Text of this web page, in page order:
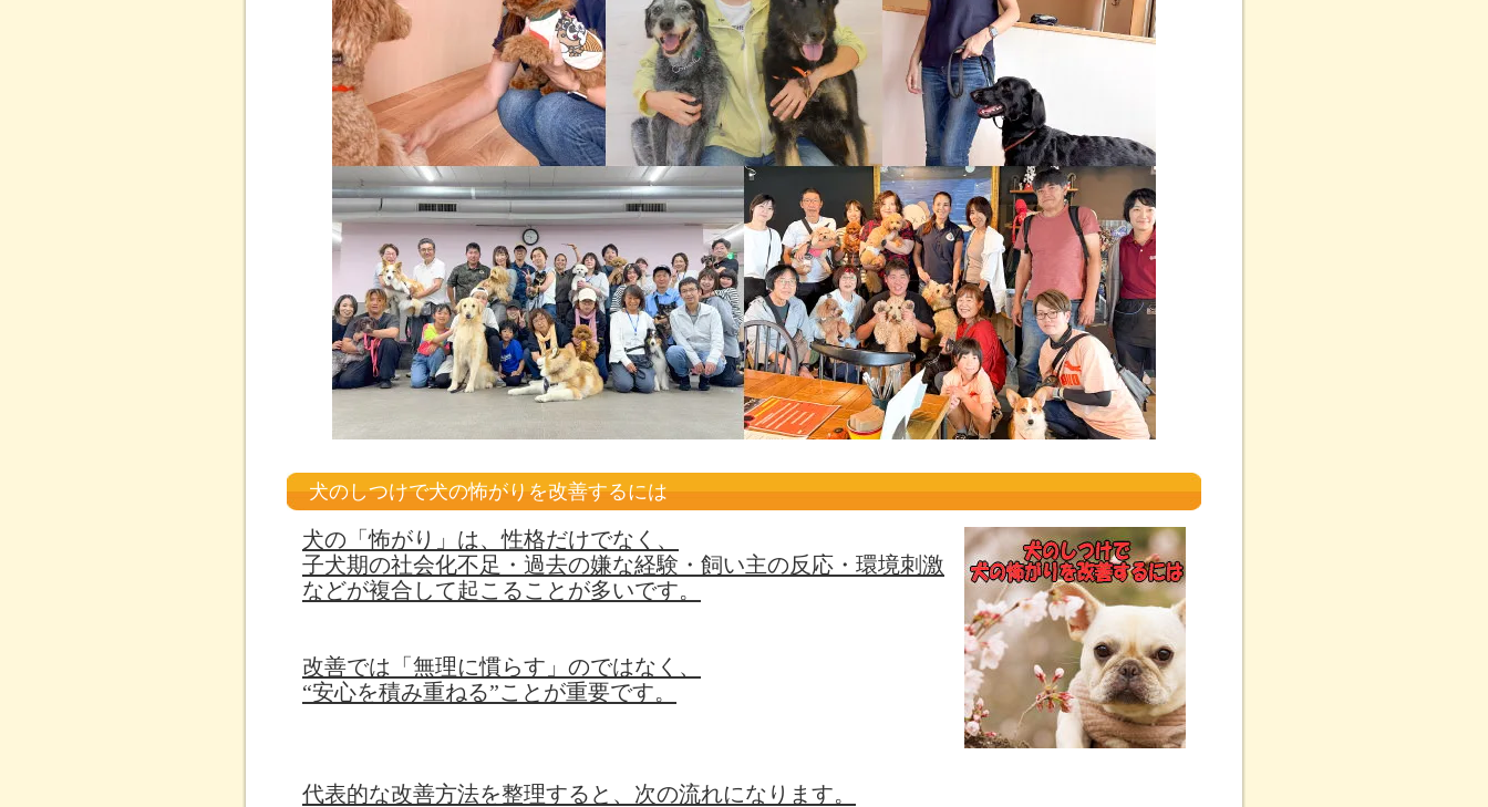
犬のしつけで犬の怖がりを改善するには
犬の「怖がり」は、性格だけでなく、
子犬期の社会化不足・過去の嫌な経験・飼い主の反応・環境刺激
などが複合して起こることが多いです。
改善では「無理に慣らす」のではなく、
“安心を積み重ねる”ことが重要です。
代表的な改善方法を整理すると、次の流れになります。